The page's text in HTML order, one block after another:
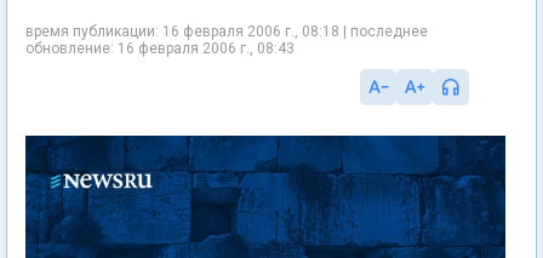
время публикации: 16 февраля 2006 г., 08:18 | последнее
обновление: 16 февраля 2006 г., 08:43